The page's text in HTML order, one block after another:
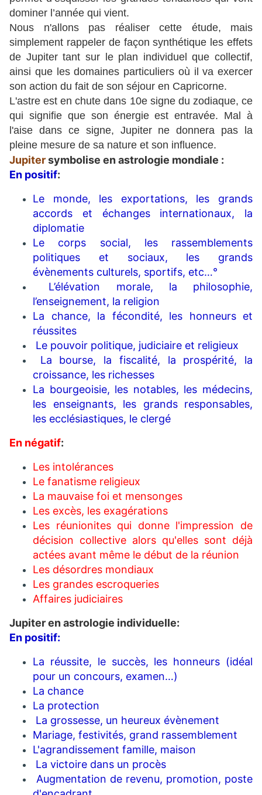
dominer l’année qui vient.
Nous n'allons pas réaliser cette étude, mais
simplement rappeler de façon synthétique les effets
de Jupiter tant sur le plan individuel que collectif,
ainsi que les domaines particuliers où il va exercer
son action du fait de son séjour en Capricorne.
L'astre est en chute dans 10e signe du zodiaque, ce
qui signifie que son énergie est entravée. Mal à
l'aise dans ce signe, Jupiter ne donnera pas la
pleine mesure de sa nature et son influence.
Jupitersymbolise en astrologie mondiale :
En positif:
Le monde, les exportations, les grands
accords et échanges internationaux, la
diplomatie
Le corps social, les rassemblements
politiques et sociaux, les grands
évènements culturels, sportifs, etc…°
L’élévation morale, la philosophie,
l’enseignement, la religion
La chance, la fécondité, les honneurs et
réussites
Le pouvoir politique, judiciaire et religieux
La bourse, la fiscalité, la prospérité, la
croissance, les richesses
La bourgeoisie, les notables, les médecins,
les enseignants, les grands responsables,
les ecclésiastiques, le clergé
En négatif:
Les intolérances
Le fanatisme religieux
La mauvaise foi et mensonges
Les excès, les exagérations
Les réunionites qui donne l'impression de
décision collective alors qu'elles sont déjà
actées avant même le début de la réunion
Les désordres mondiaux
Les grandes escroqueries
Affaires judiciaires
Jupiter en astrologie individuelle:
En positif:
La réussite, le succès, les honneurs (idéal
pour un concours, examen…)
La chance
La protection
La grossesse, un heureux évènement
Mariage, festivités, grand rassemblement
L'agrandissement famille, maison
La victoire dans un procès
Augmentation de revenu, promotion, poste